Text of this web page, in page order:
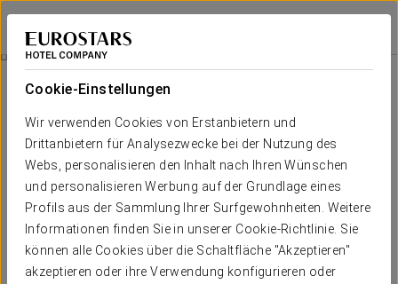
Cookie-Einstellungen
Wir verwenden Cookies von Erstanbietern und
Drittanbietern für Analysezwecke bei der Nutzung des
Webs, personalisieren den Inhalt nach Ihren Wünschen
und personalisieren Werbung auf der Grundlage eines
Profils aus der Sammlung Ihrer Surfgewohnheiten. Weitere
Informationen finden Sie in unserer Cookie-Richtlinie. Sie
können alle Cookies über die Schaltfläche "Akzeptieren"
akzeptieren oder ihre Verwendung konfigurieren oder
Eurostars Grand Marina
BARCELONA
Wellness